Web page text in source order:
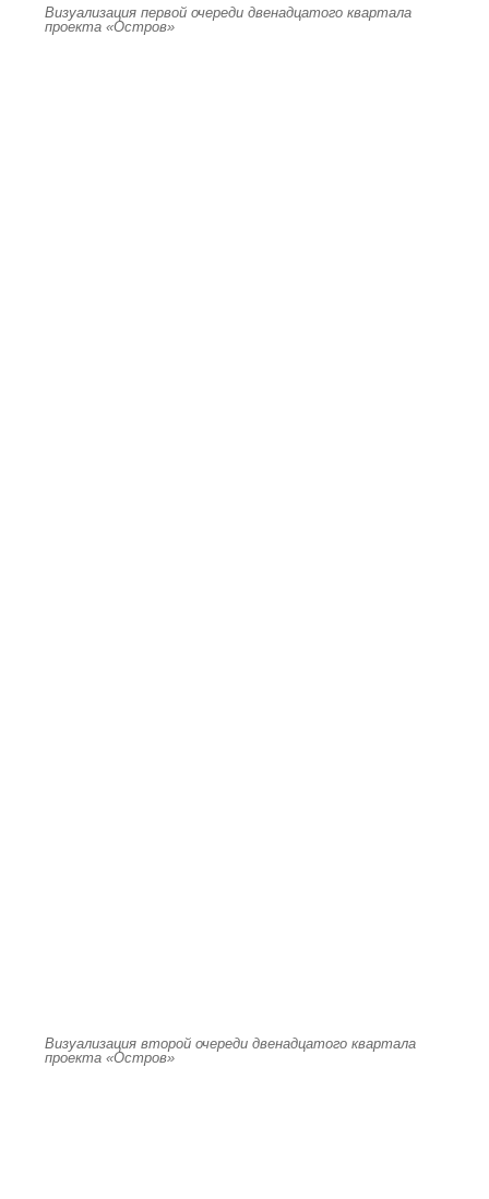
Визуализация первой очереди двенадцатого квартала
проекта «Остров»
Визуализация второй очереди двенадцатого квартала
проекта «Остров»